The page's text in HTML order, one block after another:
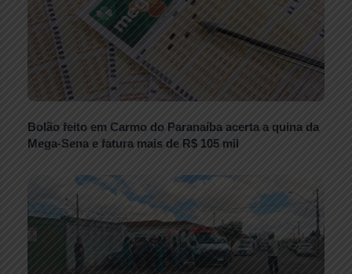
Bolão feito em Carmo do Paranaíba acerta a quina da
Mega-Sena e fatura mais de R$ 105 mil